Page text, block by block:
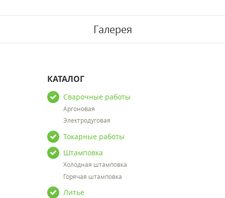
Галерея
КАТАЛОГ
Сварочные работы
Аргоновая
Электродуговая
Токарные работы
Штамповка
Холодная штамповка
Горячая штамповка
Литье